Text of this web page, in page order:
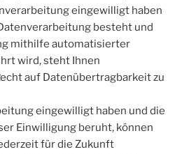
eingewilligt haben
besteht und
mithilfe automatisierter
wird, steht Ihnen
auf Datenübertragbarkeit zu
eingewilligt haben und die
Einwilligung beruht, können
für die Zukunft